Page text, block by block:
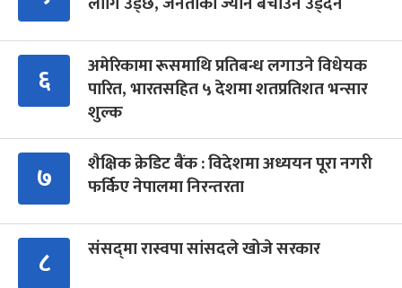
६
अमेरिकामा रूसमाथि प्रतिबन्ध लगाउने विधेयक
पारित, भारतसहित ५ देशमा शतप्रतिशत भन्सार
शुल्क
७
शैक्षिक क्रेडिट बैंक : विदेशमा अध्ययन पूरा नगरी
फर्किए नेपालमा निरन्तरता
८ संसद्‍मा रास्वपा सांसदले खोजे सरकार